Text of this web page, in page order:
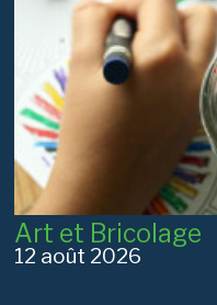
Art et Bricolage
12 août 2026